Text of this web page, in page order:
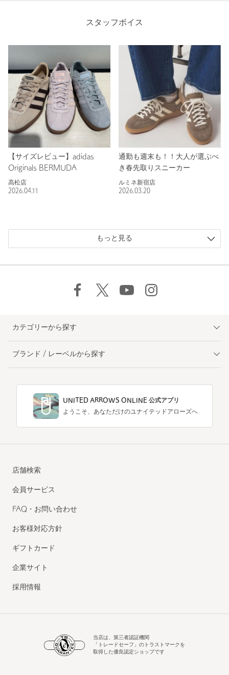
スタッフボイス
【サイズレビュー】adidas
Originals BERMUDA
高松店
2026.04.11
通勤も週末も！！大人が選ぶべ
き春先取りスニーカー
ルミネ新宿店
2026.03.20
もっと見る
カテゴリーから探す
ブランド / レーベルから探す
UNITED ARROWS ONLINE 公式アプリ
ようこそ、あなただけのユナイテッドアローズへ
店舗検索
会員サービス
FAQ・お問い合わせ
お客様対応方針
ギフトカード
企業サイト
採用情報
当店は、第三者認証機関
「トレードセーフ」のトラストマークを
取得した優良認定ショップです